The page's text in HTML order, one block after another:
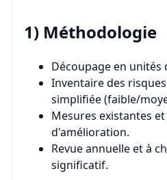
1) Méthodologie
Découpage en
Inventaire des
simplifiée (faible/
Mesures existantes
d'amélioration.
Revue annuelle et à
significatif.